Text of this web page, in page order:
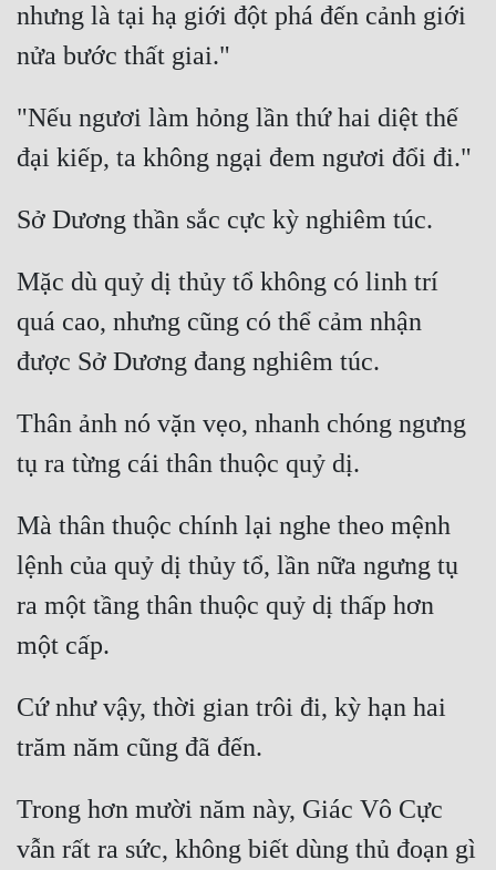
Sủng
Tiên Hiệp
Tiểu Thuyết
Trinh Thám
Trùng Sinh
Trọng Sinh
Vô Địch
Võ Hiệp
Võng Du
Xuyên Không
Xuyên Nhanh
Xuyên Sách
Xuyên Thư
Điền Văn
nhưng là tại hạ giới đột phá đến cảnh giới
"Nếu ngươi làm hỏng lần thứ hai diệt thế
Mặc dù quỷ dị thủy tổ không có linh trí
quá cao, nhưng cũng có thể cảm nhận
Thân ảnh nó vặn vẹo, nhanh chóng ngưng
Mà thân thuộc chính lại nghe theo mệnh
lệnh của quỷ dị thủy tổ, lần nữa ngưng tụ
ra một tầng thân thuộc quỷ dị thấp hơn
Cứ như vậy, thời gian trôi đi, kỳ hạn hai
Trong hơn mười năm này, Giác Vô Cực
vẫn rất ra sức, không biết dùng thủ đoạn gì